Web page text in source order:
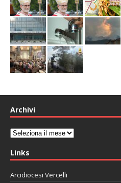
Archivi
Archivi
Links
Arcidiocesi Vercelli